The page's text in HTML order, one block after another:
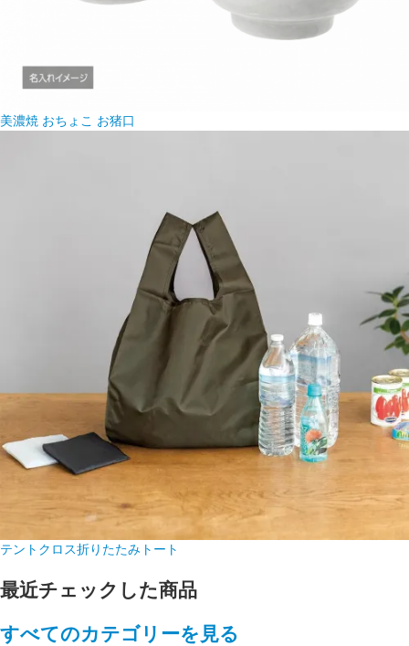
美濃焼 おちょこ お猪口
テントクロス折りたたみトート
最近チェックした商品
すべてのカテゴリーを見る